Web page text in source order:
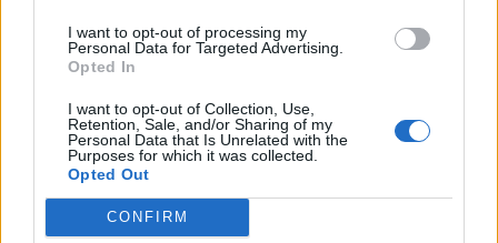
I want to opt-out of processing my
Personal Data for Targeted Advertising.
Opted In
I want to opt-out of Collection, Use,
Retention, Sale, and/or Sharing of my
Personal Data that Is Unrelated with the
Purposes for which it was collected.
Opted Out
CONFIRM
ΡΟΗ ΕΙΔΗΣΕΩΝ